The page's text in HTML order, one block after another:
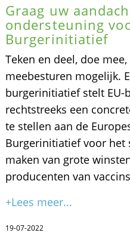
Graag uw
ondersteuning
Burgerinitiatief
Teken en deel, doe
meebesturen mogelijk.
burgerinitiatief stelt EU-
rechtstreeks een
te stellen aan de
Burgerinitiatief voor het
maken van grote
producenten van
+Lees meer...
19-07-2022